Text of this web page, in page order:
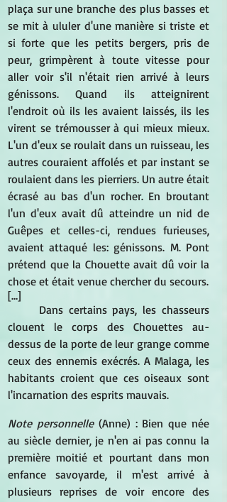
plaça sur une branche des plus basses et
se mit à ululer d'une manière si triste et
si forte que les petits bergers, pris de
peur, grimpèrent à toute vitesse pour
aller voir s'il n'était rien arrivé à leurs
génissons. Quand ils atteignirent
l'endroit où ils les avaient laissés, ils les
virent se trémousser à qui mieux mieux.
L'un d'eux se roulait dans un ruisseau, les
autres couraient affolés et par instant se
roulaient dans les pierriers. Un autre était
écrasé au bas d'un rocher. En broutant
l'un d'eux avait dû atteindre un nid de
Guêpes et celles-ci, rendues furieuses,
avaient attaqué les: génissons. M. Pont
prétend que la Chouette avait dû voir la
[…]
Dans certains pays, les chasseurs
clouent le corps des Chouettes au-
dessus de la porte de leur grange comme
ceux des ennemis exécrés. A Malaga, les
habitants croient que ces oiseaux sont
l'incarnation des esprits mauvais.
Note personnelle (Anne) : Bien que née
au siècle dernier, je n'en ai pas connu la
première moitié et pourtant dans mon
enfance savoyarde, il m'est arrivé à
plusieurs reprises de voir encore des